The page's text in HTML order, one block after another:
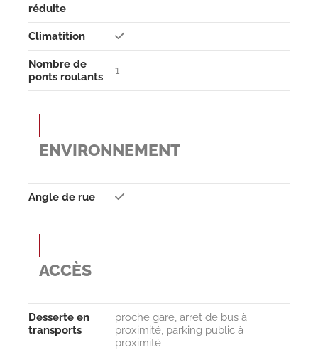
réduite
Climati­tion
Nombre de
ponts roulants
1
ENVIRONNEMENT
Angle de rue
ACCÈS
Desserte en
transports
proche gare, arret de bus à
proximité, parking public à
proximité